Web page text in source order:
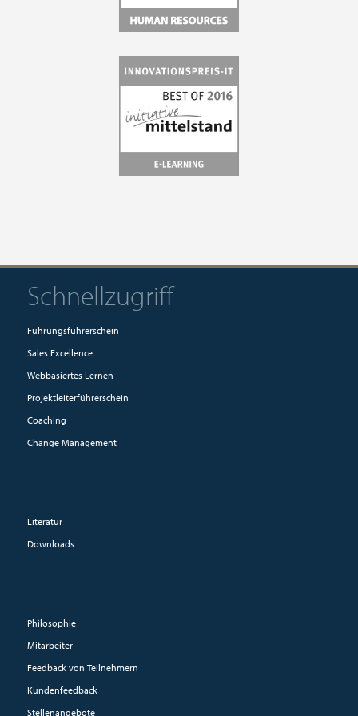
Schnellzugriff
Führungsführerschein
Sales Excellence
Webbasiertes Lernen
Projektleiterführerschein
Coaching
Change Management
Literatur
Downloads
Philosophie
Mitarbeiter
Feedback von Teilnehmern
Kundenfeedback
Stellenangebote